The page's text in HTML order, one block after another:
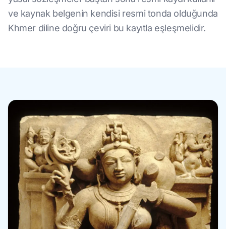
ve kaynak belgenin kendisi resmi tonda olduğunda
Khmer diline doğru çeviri bu kayıtla eşleşmelidir.